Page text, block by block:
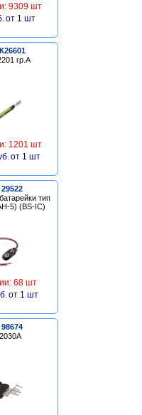
9309 шт
от 1 шт
гр.А
1201 шт
от 1 шт
тип
5) (BS-IC)
68 шт
от 1 шт